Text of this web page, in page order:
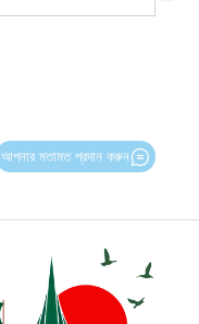
আপনার মতামত প্রদান করুন